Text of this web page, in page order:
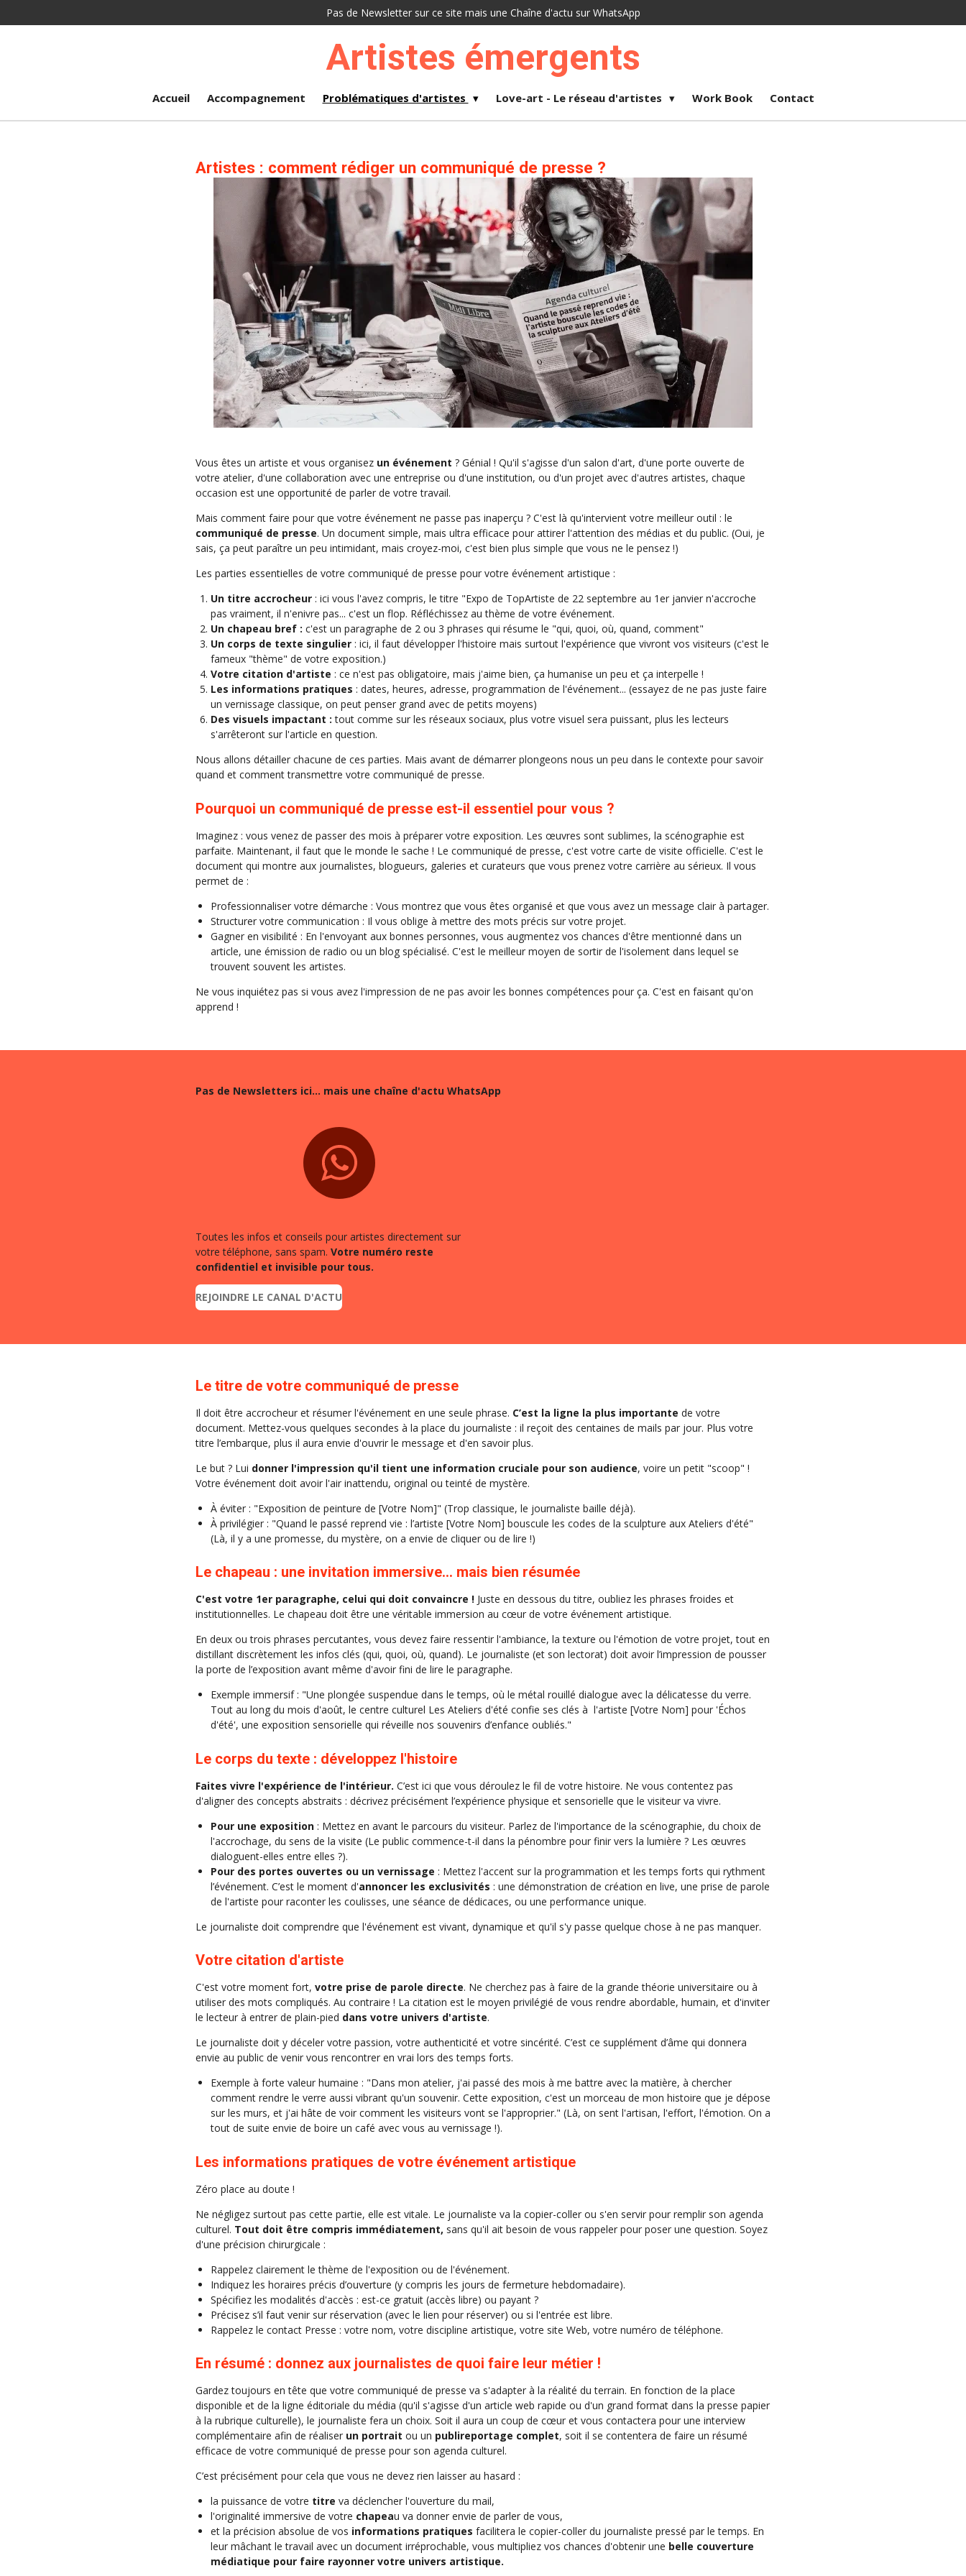
au
Pas de Newsletter sur ce site mais une Chaîne d'actu sur WhatsApp
Artistes émergents
Accueil Accompagnement Problématiques d'artistes Love-art - Le réseau d'artistes Work Book Contact
Artistes : comment rédiger un communiqué de presse ?
Vous êtes un artiste et vous organisez un événement ? Génial ! Qu'il s'agisse d'un salon d'art, d'une porte ouverte de
votre atelier, d'une collaboration avec une entreprise ou d'une institution, ou d'un projet avec d'autres artistes, chaque
occasion est une opportunité de parler de votre travail.
Mais comment faire pour que votre événement ne passe pas inaperçu ? C'est là qu'intervient votre meilleur outil : le
communiqué de presse. Un document simple, mais ultra efficace pour attirer l'attention des médias et du public. (Oui, je
sais, ça peut paraître un peu intimidant, mais croyez-moi, c'est bien plus simple que vous ne le pensez !)
Les parties essentielles de votre communiqué de presse pour votre événement artistique :
Un titre accrocheur : ici vous l'avez compris, le titre "Expo de TopArtiste de 22 septembre au 1er janvier n'accroche
pas vraiment, il n'enivre pas... c'est un flop. Réfléchissez au thème de votre événement.
Un chapeau bref : c'est un paragraphe de 2 ou 3 phrases qui résume le "qui, quoi, où, quand, comment"
Un corps de texte singulier : ici, il faut développer l'histoire mais surtout l'expérience que vivront vos visiteurs (c'est le
fameux "thème" de votre exposition.)
Votre citation d'artiste : ce n'est pas obligatoire, mais j'aime bien, ça humanise un peu et ça interpelle !
Les informations pratiques : dates, heures, adresse, programmation de l'événement... (essayez de ne pas juste faire
un vernissage classique, on peut penser grand avec de petits moyens)
Des visuels impactant :tout comme sur les réseaux sociaux, plus votre visuel sera puissant, plus les lecteurs
s'arrêteront sur l'article en question.
Nous allons détailler chacune de ces parties. Mais avant de démarrer plongeons nous un peu dans le contexte pour savoir
quand et comment transmettre votre communiqué de presse.
Pourquoi un communiqué de presse est-il essentiel pour vous ?
Imaginez : vous venez de passer des mois à préparer votre exposition. Les œuvres sont sublimes, la scénographie est
parfaite. Maintenant, il faut que le monde le sache ! Le communiqué de presse, c'est votre carte de visite officielle. C'est le
document qui montre aux journalistes, blogueurs, galeries et curateurs que vous prenez votre carrière au sérieux. Il vous
permet de :
Professionnaliser votre démarche : Vous montrez que vous êtes organisé et que vous avez un message clair à partager.
Structurer votre communication : Il vous oblige à mettre des mots précis sur votre projet.
Gagner en visibilité : En l'envoyant aux bonnes personnes, vous augmentez vos chances d'être mentionné dans un
article, une émission de radio ou un blog spécialisé. C'est le meilleur moyen de sortir de l'isolement dans lequel se
trouvent souvent les artistes.
Ne vous inquiétez pas si vous avez l'impression de ne pas avoir les bonnes compétences pour ça. C'est en faisant qu'on
apprend !
Pas de Newsletters ici... mais une chaîne d'actu WhatsApp
Toutes les infos et conseils pour artistes directement sur
votre téléphone, sans spam. Votre numéro reste
confidentiel et invisible pour tous.
REJOINDRE LE CANAL D'ACTU
Le titre de votre communiqué de presse
Il doit être accrocheur et résumer l'événement en une seule phrase. C’est la ligne la plus importante de votre
document. Mettez-vous quelques secondes à la place du journaliste : il reçoit des centaines de mails par jour. Plus votre
titre l’embarque, plus il aura envie d'ouvrir le message et d'en savoir plus.
Le but ? Lui donner l'impression qu'il tient une information cruciale pour son audience, voire un petit "scoop" !
Votre événement doit avoir l'air inattendu, original ou teinté de mystère.
À éviter : "Exposition de peinture de [Votre Nom]" (Trop classique, le journaliste baille déjà).
À privilégier : "Quand le passé reprend vie : l’artiste [Votre Nom] bouscule les codes de la sculpture aux Ateliers d'été"
(Là, il y a une promesse, du mystère, on a envie de cliquer ou de lire !)
Le chapeau : une invitation immersive... mais bien résumée
C'est votre 1er paragraphe, celui qui doit convaincre ! Juste en dessous du titre, oubliez les phrases froides et
institutionnelles. Le chapeau doit être une véritable immersion au cœur de votre événement artistique.
En deux ou trois phrases percutantes, vous devez faire ressentir l'ambiance, la texture ou l'émotion de votre projet, tout en
distillant discrètement les infos clés (qui, quoi, où, quand). Le journaliste (et son lectorat) doit avoir l’impression de pousser
la porte de l’exposition avant même d'avoir fini de lire le paragraphe.
Exemple immersif : "Une plongée suspendue dans le temps, où le métal rouillé dialogue avec la délicatesse du verre.
Tout au long du mois d'août, le centre culturel Les Ateliers d'été confie ses clés à l'artiste [Votre Nom] pour 'Échos
d'été', une exposition sensorielle qui réveille nos souvenirs d’enfance oubliés."
Le corps du texte : développez l'histoire
Faites vivre l'expérience de l'intérieur. C’est ici que vous déroulez le fil de votre histoire. Ne vous contentez pas
d'aligner des concepts abstraits : décrivez précisément l’expérience physique et sensorielle que le visiteur va vivre.
Pour une exposition : Mettez en avant le parcours du visiteur. Parlez de l'importance de la scénographie, du choix de
l'accrochage, du sens de la visite (Le public commence-t-il dans la pénombre pour finir vers la lumière ? Les œuvres
dialoguent-elles entre elles ?).
Pour des portes ouvertes ou un vernissage : Mettez l'accent sur la programmation et les temps forts qui rythment
l’événement. C’est le moment d'annoncer les exclusivités : une démonstration de création en live, une prise de parole
de l'artiste pour raconter les coulisses, une séance de dédicaces, ou une performance unique.
Le journaliste doit comprendre que l'événement est vivant, dynamique et qu'il s'y passe quelque chose à ne pas manquer.
Votre citation d'artiste
C'est votre moment fort, votre prise de parole directe. Ne cherchez pas à faire de la grande théorie universitaire ou à
utiliser des mots compliqués. Au contraire ! La citation est le moyen privilégié de vous rendre abordable, humain, et d'inviter
le lecteur à entrer de plain-pied dans votre univers d'artiste.
Le journaliste doit y déceler votre passion, votre authenticité et votre sincérité. C’est ce supplément d’âme qui donnera
envie au public de venir vous rencontrer en vrai lors des temps forts.
Exemple à forte valeur humaine : "Dans mon atelier, j'ai passé des mois à me battre avec la matière, à chercher
comment rendre le verre aussi vibrant qu'un souvenir. Cette exposition, c'est un morceau de mon histoire que je dépose
sur les murs, et j'ai hâte de voir comment les visiteurs vont se l'approprier." (Là, on sent l'artisan, l'effort, l'émotion. On a
tout de suite envie de boire un café avec vous au vernissage !).
Les informations pratiques de votre événement artistique
Zéro place au doute !
Ne négligez surtout pas cette partie, elle est vitale. Le journaliste va la copier-coller ou s'en servir pour remplir son agenda
culturel. Tout doit être compris immédiatement, sans qu'il ait besoin de vous rappeler pour poser une question. Soyez
d'une précision chirurgicale :
Rappelez clairement le thème de l'exposition ou de l'événement.
Indiquez les horaires précis d’ouverture (y compris les jours de fermeture hebdomadaire).
Spécifiez les modalités d'accès : est-ce gratuit (accès libre) ou payant ?
Précisez s’il faut venir sur réservation (avec le lien pour réserver) ou si l'entrée est libre.
Rappelez le contact Presse : votre nom, votre discipline artistique, votre site Web, votre numéro de téléphone.
En résumé : donnez aux journalistes de quoi faire leur métier !
Gardez toujours en tête que votre communiqué de presse va s'adapter à la réalité du terrain. En fonction de la place
disponible et de la ligne éditoriale du média (qu'il s'agisse d'un article web rapide ou d'un grand format dans la presse papier
à la rubrique culturelle), le journaliste fera un choix. Soit il aura un coup de cœur et vous contactera pour une interview
complémentaire afin de réaliser un portrait ou un publireportage complet, soit il se contentera de faire un résumé
efficace de votre communiqué de presse pour son agenda culturel.
C’est précisément pour cela que vous ne devez rien laisser au hasard :
la puissance de votre titre va déclencher l'ouverture du mail,
l'originalité immersive de votre chapeau va donner envie de parler de vous,
et la précision absolue de vos informations pratiques facilitera le copier-coller du journaliste pressé par le temps. En
leur mâchant le travail avec un document irréprochable, vous multipliez vos chances d'obtenir une belle couverture
médiatique pour faire rayonner votre univers artistique.